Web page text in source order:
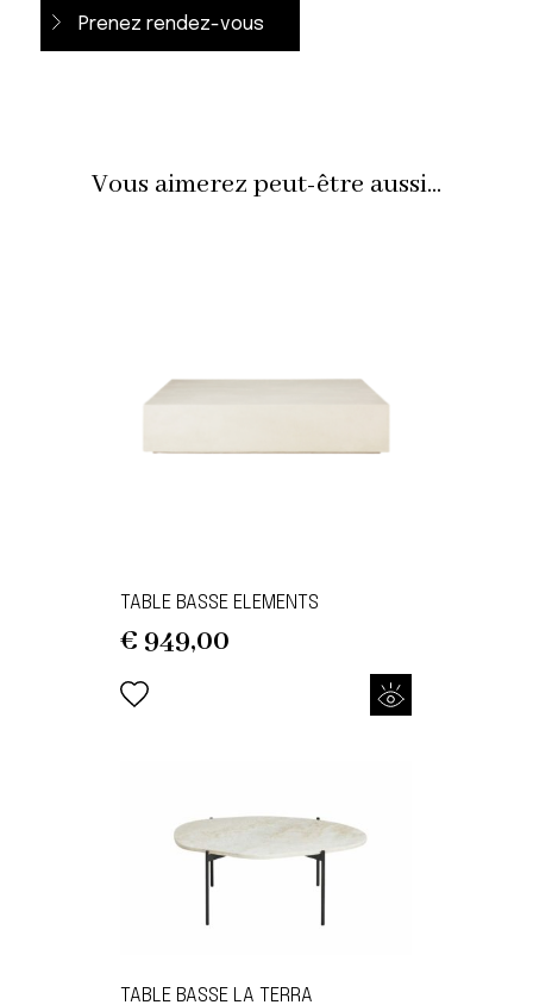
Prenez rendez-vous
Vous aimerez peut-être aussi...
TABLE BASSE ELEMENTS
€ 949,00
TABLE BASSE LA TERRA